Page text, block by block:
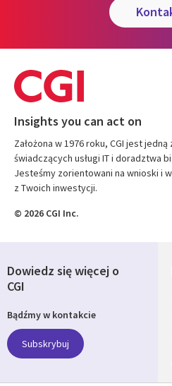
Insights you can act on
Założona w 1976 roku, CGI jest
świadczących usługi IT i doradztwa
Jesteśmy zorientowani na wnioski i
z Twoich inwestycji.
© 2026 CGI Inc.
Dowiedz się więcej o
CGI
Bądźmy w kontakcie
Subskrybuj